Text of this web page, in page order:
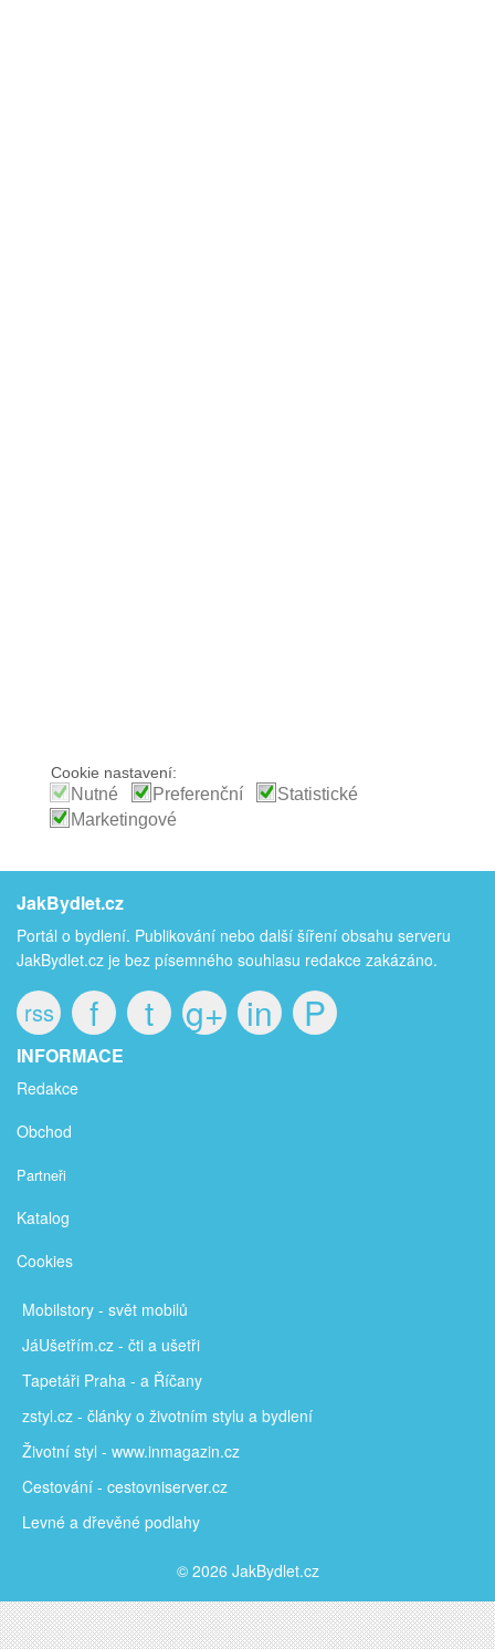
JakBydlet.cz
Portál o bydlení. Publikování nebo další šíření obsahu serveru
JakBydlet.cz je bez písemného souhlasu redakce zakázáno.
rss f t g+ in P
INFORMACE
Redakce
Obchod
Partneři
Katalog
Cookies
Mobilstory - svět mobilů
JáUšetřím.cz - čti a ušetři
Tapetáři Praha - a Říčany
zstyl.cz - články o životním stylu a bydlení
Životní styl - www.inmagazin.cz
Cestování - cestovniserver.cz
Levné a dřevěné podlahy
© 2026 JakBydlet.cz
Cookie nastavení:
Nutné Preferenční
Statistické
Marketingové